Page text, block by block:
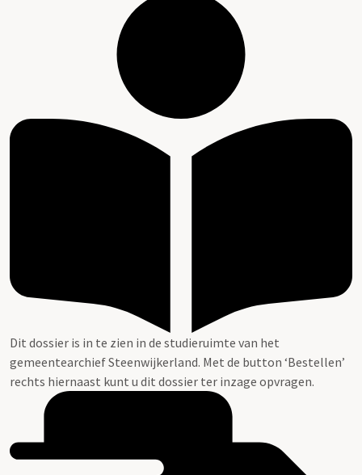
Dit dossier is in te zien in de studieruimte van het
gemeentearchief Steenwijkerland. Met de button ‘Bestellen’
rechts hiernaast kunt u dit dossier ter inzage opvragen.